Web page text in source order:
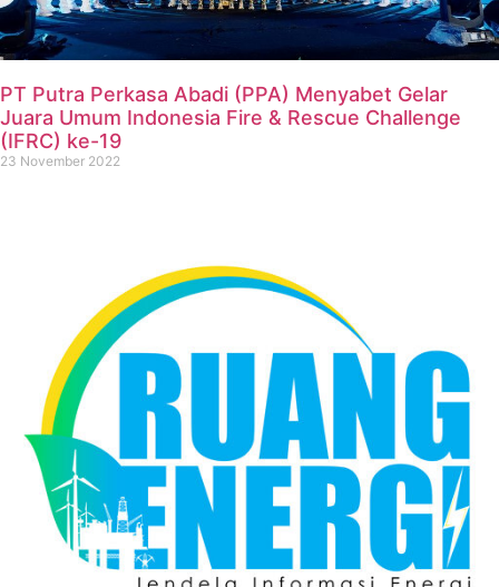
PT Putra Perkasa Abadi (PPA) Menyabet Gelar
Juara Umum Indonesia Fire & Rescue Challenge
(IFRC) ke-19
23 November 2022